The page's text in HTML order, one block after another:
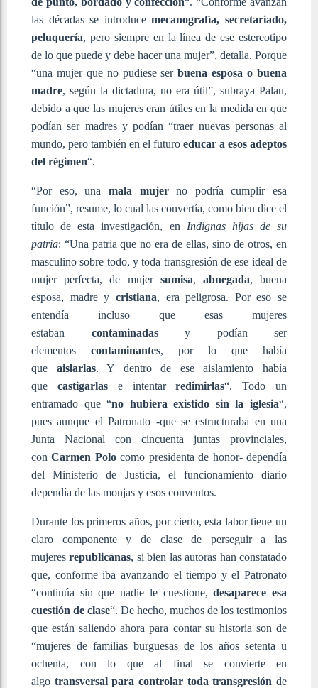
las décadas se introducemecanografía, secretariado,
peluquería, pero siempre en la línea de ese estereotipo
de lo que puede y debe hacer una mujer”, detalla. Porque
“una mujer que no pudiese serbuena esposa o buena
madre, según la dictadura, no era útil”, subraya Palau,
debido a que las mujeres eran útiles en la medida en que
podían ser madres y podían “traer nuevas personas al
mundo, pero también en el futuro educar a esos adeptos
del régimen“.
“Por eso, una mala mujerno podría cumplir esa
función”, resume, lo cual las convertía, como bien dice el
título de esta investigación, en Indignas hijas de su
patria: “Una patria que no era de ellas, sino de otros, en
masculino sobre todo, y toda transgresión de ese ideal de
mujer perfecta, de mujer sumisa, abnegada, buena
esposa, madre y cristiana, era peligrosa. Por eso se
entendía incluso que esas mujeres
estaban contaminadas y podían ser
elementos contaminantes, por lo que había
que aislarlas. Y dentro de ese aislamiento había
que castigarlas e intentarredimirlas“. Todo un
entramado que “no hubiera existido sin la iglesia“,
pues aunque el Patronato -que se estructuraba en una
Junta Nacional con cincuenta juntas provinciales,
conCarmen Polocomo presidenta de honor- dependía
del Ministerio de Justicia, el funcionamiento diario
dependía de las monjas y esos conventos.
Durante los primeros años, por cierto, esta labor tiene un
claro componente y de clase de perseguir a las
mujeresrepublicanas, si bien las autoras han constatado
que, conforme iba avanzando el tiempo y el Patronato
“continúa sin que nadie le cuestione,desaparece esa
cuestión de clase“. De hecho, muchos de los testimonios
que están saliendo ahora para contar su historia son de
“mujeres de familias burguesas de los años setenta u
ochenta, con lo que al final se convierte en
algo transversal para controlar toda transgresión de